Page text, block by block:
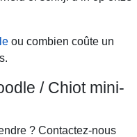
ou combien coûte un
/ Chiot mini-
? Contactez-nous